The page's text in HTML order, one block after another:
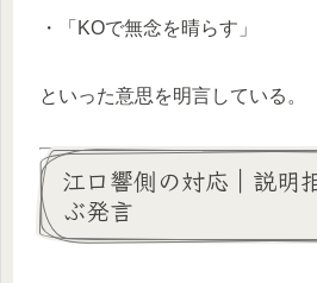
・「KOで無念を晴らす」
といった意思を明言している。
江口響側の対応｜説明
ぶ発言